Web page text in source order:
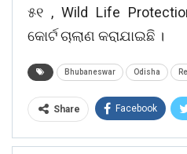
୫୧ , Wild Life
କୋର୍ଟ ଚାଲାଣ କରାଯାଇଛି ।
Bhubaneswar Odisha
Share Facebook